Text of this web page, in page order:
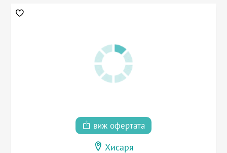
виж офертата
Хисаря